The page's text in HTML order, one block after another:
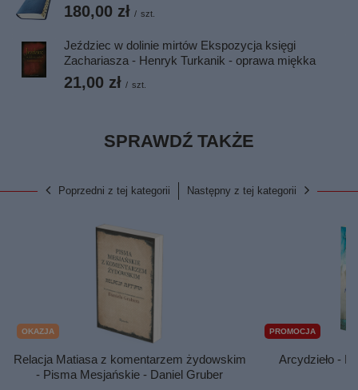
180,00 zł / szt.
Jeździec w dolinie mirtów Ekspozycja księgi
Zachariasza - Henryk Turkanik - oprawa miękka
21,00 zł / szt.
SPRAWDŹ TAKŻE
Poprzedni z tej kategorii Następny z tej kategorii
OKAZJA
Relacja Matiasa z komentarzem żydowskim
- Pisma Mesjańskie - Daniel Gruber
PROMOCJA
Arcydzieło -